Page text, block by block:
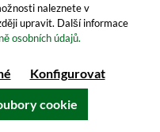
naleznete v
upravit. Další informace
osobních údajů.
Konfigurovat
cookie